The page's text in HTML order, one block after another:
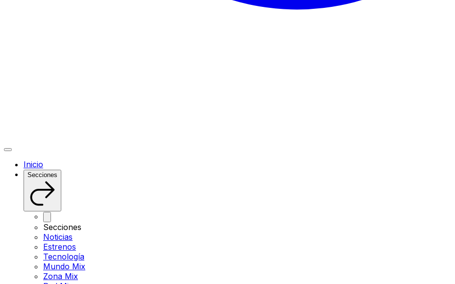
Inicio
Secciones
Secciones
Noticias
Estrenos
Tecnología
Mundo Mix
Zona Mix